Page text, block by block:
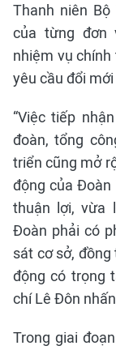
Thanh niên
của từng đơn
nhiệm vụ chính
yêu cầu đổi
“Việc tiếp
đoàn, tổng
triển cũng mở
động của Đoàn
thuận lợi, vừa
Đoàn phải có
sát cơ sở,
động có trọng
chí Lê Đôn
Trong giai